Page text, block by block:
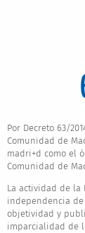
Por Decreto 63/
Comunidad de
madri+d como el
Comunidad de
La actividad de la
independencia
objetividad y
imparcialidad de